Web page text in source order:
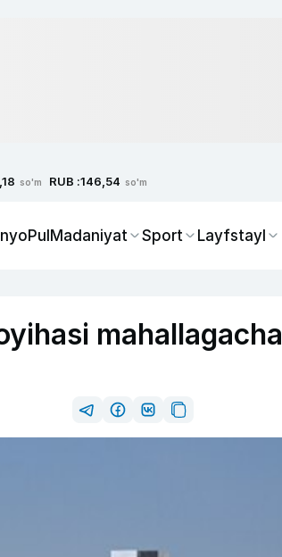
so'm RUB :146,54 so'm
PulMadaniyat Sport Layfstayl
mahallagacha